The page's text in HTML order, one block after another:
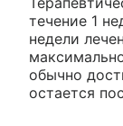
течение 1
недели
обычно
остается